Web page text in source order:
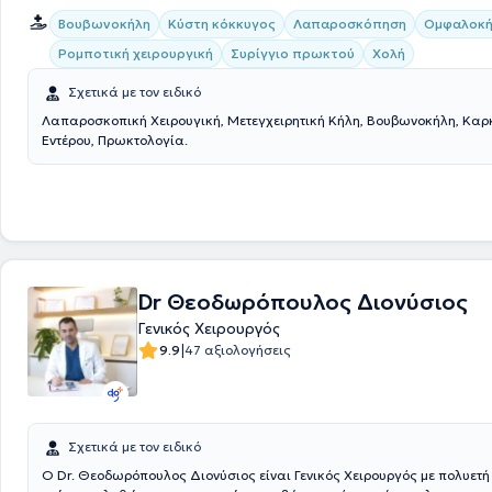
Βουβωνοκήλη Κύστη κόκκυγος Λαπαροσκόπηση
Ρομποτική χειρουργική
Συρίγγιο πρωκτού Χολή
Σχετικά με τον ειδικό
Λαπαροσκοπική Χειρουγική, Μετεγχειρητική Κήλη, Βουβωνοκήλη,
Εντέρου, Πρωκτολογία.
Dr Θεοδωρόπουλος Διονύσιος
Γενικός Χειρουργός
9.9|47 αξιολογήσεις
Σχετικά με τον ειδικό
O Dr. Θεοδωρόπουλος Διονύσιος είναι Γενικός Χειρουργός με πολυετή